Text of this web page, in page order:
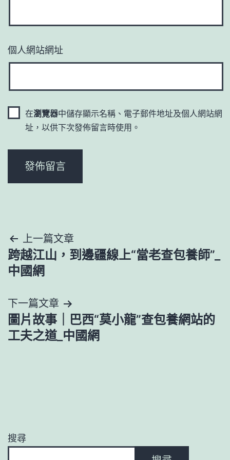
個人網站網址
在瀏覽器中儲存顯示名稱、電子郵件地址及個人網站網
址，以供下次發佈留言時使用。
文
章
覽
上一篇文章
跨越江山，到邊疆線上“當老查包養師”_
中國網
下一篇文章
圖片故事｜巴西“莫小龍”查包養網站的
工夫之道_中國網
搜尋